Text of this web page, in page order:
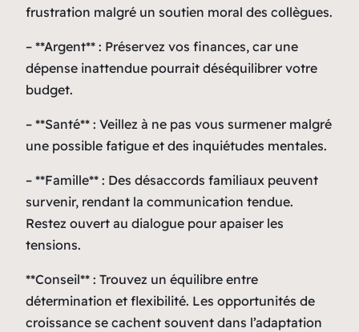
frustration malgré un soutien moral des collègues.
– **Argent** : Préservez vos finances, car une
dépense inattendue pourrait déséquilibrer votre
budget.
– **Santé** : Veillez à ne pas vous surmener malgré
une possible fatigue et des inquiétudes mentales.
– **Famille** : Des désaccords familiaux peuvent
survenir, rendant la communication tendue.
Restez ouvert au dialogue pour apaiser les
tensions.
**Conseil** : Trouvez un équilibre entre
détermination et flexibilité. Les opportunités de
croissance se cachent souvent dans l’adaptation